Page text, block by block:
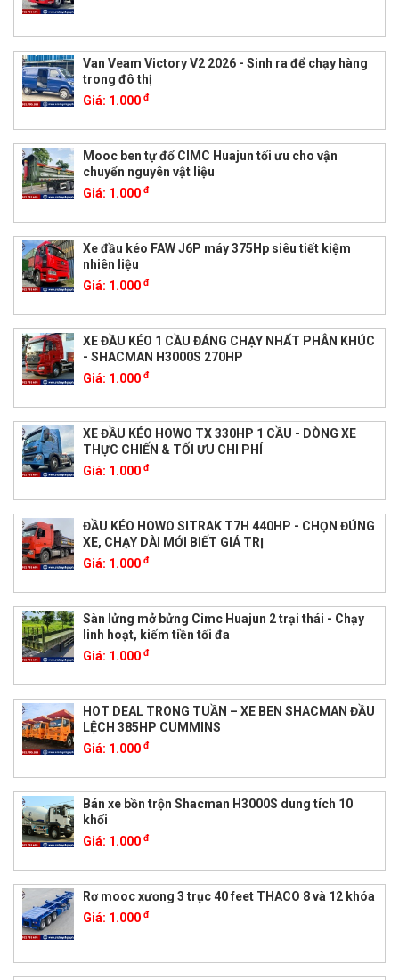
Van Veam Victory V2 2026 - Sinh ra để chạy hàng
trong đô thị
Giá: 1.000 đ
Mooc ben tự đổ CIMC Huajun tối ưu cho vận
chuyển nguyên vật liệu
Giá: 1.000 đ
Xe đầu kéo FAW J6P máy 375Hp siêu tiết kiệm
nhiên liệu
Giá: 1.000 đ
XE ĐẦU KÉO 1 CẦU ĐÁNG CHẠY NHẤT PHÂN KHÚC
- SHACMAN H3000S 270HP
Giá: 1.000 đ
XE ĐẦU KÉO HOWO TX 330HP 1 CẦU - DÒNG XE
THỰC CHIẾN & TỐI ƯU CHI PHÍ
Giá: 1.000 đ
ĐẦU KÉO HOWO SITRAK T7H 440HP - CHỌN ĐÚNG
XE, CHẠY DÀI MỚI BIẾT GIÁ TRỊ
Giá: 1.000 đ
Sàn lửng mở bửng Cimc Huajun 2 trại thái - Chạy
linh hoạt, kiếm tiền tối đa
Giá: 1.000 đ
HOT DEAL TRONG TUẦN – XE BEN SHACMAN ĐẦU
LỆCH 385HP CUMMINS
Giá: 1.000 đ
Bán xe bồn trộn Shacman H3000S dung tích 10
khối
Giá: 1.000 đ
Rơ mooc xương 3 trục 40 feet THACO 8 và 12 khóa
Giá: 1.000 đ